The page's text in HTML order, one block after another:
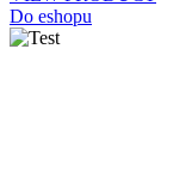
Do eshopu